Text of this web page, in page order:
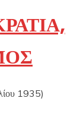
1935)